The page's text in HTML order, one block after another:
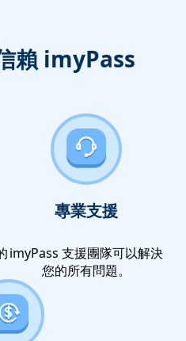
賴 imyPass
專業支援
imyPass 支援團隊可以解決
您的所有問題。